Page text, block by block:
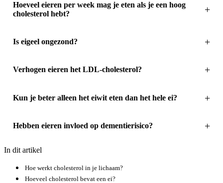
Hoeveel eieren per week mag je eten als je een hoog
cholesterol hebt?
Is eigeel ongezond?
Verhogen eieren het LDL-cholesterol?
Kun je beter alleen het eiwit eten dan het hele ei?
Hebben eieren invloed op dementierisico?
In dit artikel
Hoe werkt cholesterol in je lichaam?
Hoeveel cholesterol bevat een ei?